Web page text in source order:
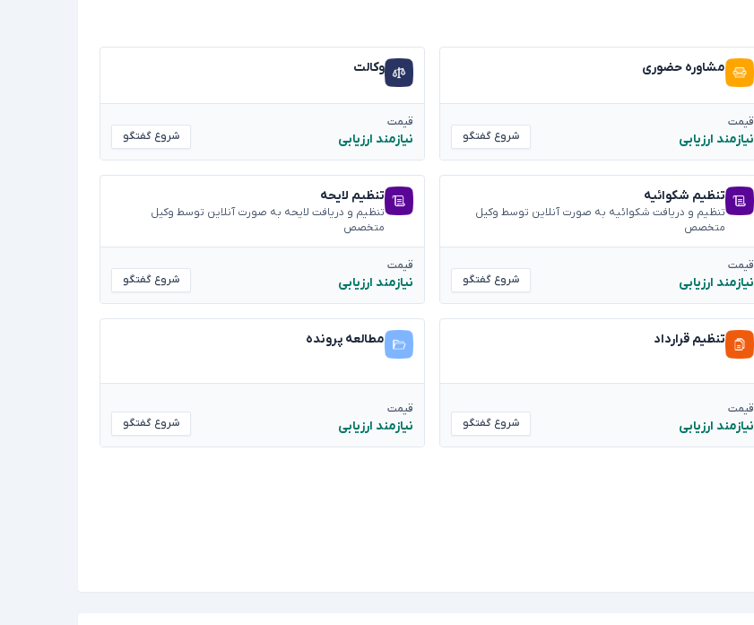
مشاوره حضوری
قیمت
نیازمند ارزیابی شروع گفتگو
وکالت
قیمت
نیازمند ارزیابی شروع گفتگو
تنظیم شکوائیه
تنظیم و دریافت شکوائیه به صورت آنلاین توسط وکیل
متخصص
قیمت
نیازمند ارزیابی شروع گفتگو
تنظیم لایحه
تنظیم و دریافت لایحه به صورت آنلاین توسط وکیل
متخصص
قیمت
نیازمند ارزیابی شروع گفتگو
تنظیم قرارداد
قیمت
نیازمند ارزیابی شروع گفتگو
مطالعه پرونده
قیمت
نیازمند ارزیابی شروع گفتگو